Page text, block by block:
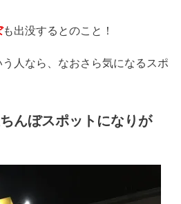
も出没するとのこと！
人なら、なおさら気になるスポ
んぼスポットになりが